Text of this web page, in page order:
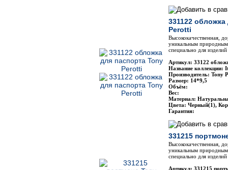
331122
Perotti
Высококачественная,
уникальным
специально для
Артикул: 33122
Название коллекции:
Производитель: Tony
Размер: 14*9,5
Объём:
Вес:
Материал:
Цвета: Черный(1),
Гарантия:
331215
Высококачественная,
уникальным
специально для
Артикул: 331215